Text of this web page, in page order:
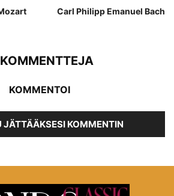
Carl Philipp Emanuel Bach
KOMMENTOI
JÄTTÄÄKSESI KOMMENTIN